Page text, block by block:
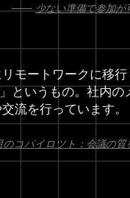
少ない準備で参加
モートワークに移
というもの。社内
流を行っています。
のコパイロツト：会議の